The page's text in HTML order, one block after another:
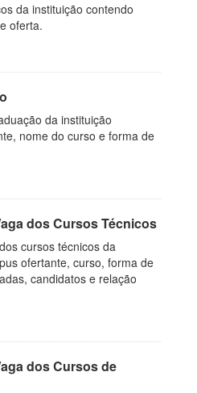
da instituição contendo
oferta.
da instituição
nome do curso e forma de
dos Cursos Técnicos
cursos técnicos da
ofertante, curso, forma de
candidatos e relação
dos Cursos de